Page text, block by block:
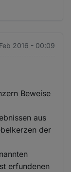
2016 - 00:09
Beweise
aus
der
erfundenen